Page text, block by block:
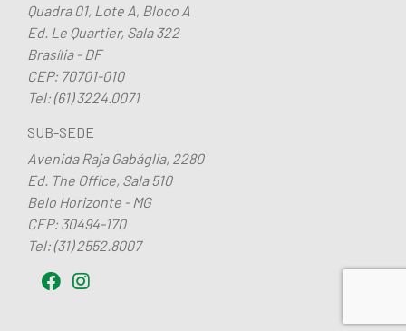
Quadra 01, Lote A, Bloco A
Ed. Le Quartier, Sala 322
Brasília - DF
CEP: 70701-010
Tel: (61) 3224.0071
SUB-SEDE
Avenida Raja Gabáglia, 2280
Ed. The Office, Sala 510
Belo Horizonte - MG
CEP: 30494-170
Tel: (31) 2552.8007